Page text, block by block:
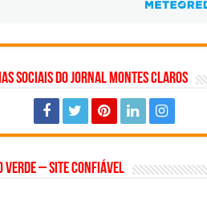
solar, eólica e hidrogênio verde
Sociais do Jornal Montes Claros
Verde – Site Confiável